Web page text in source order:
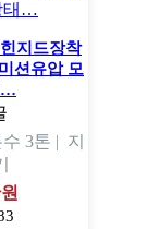
지드장착
션유압 모
…
수 3톤 | 지